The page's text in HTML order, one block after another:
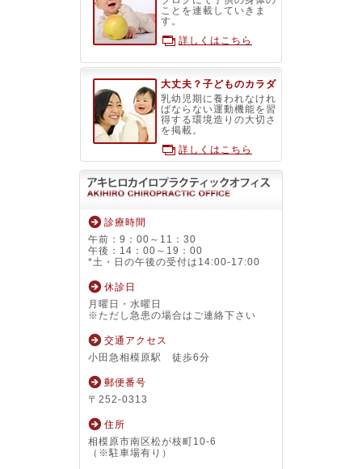
ことを連載していきま
す。
詳しくはこちら
大丈夫？子どものカラダ
乳幼児期に養われなけれ
ばならない運動機能を習
得する環境造りの大切さ
を掲載。
詳しくはこちら
診療時間
午前：9：00～11：30
午後：14：00～19：00
*土・日の午後の受付は14:00-17:00
休診日
月曜日・水曜日
※ただし急患の場合はご連絡下さい
交通アクセス
小田急相模原駅 徒歩6分
郵便番号
〒252-0313
住所
相模原市南区松が枝町10-6
（※駐車場有り）